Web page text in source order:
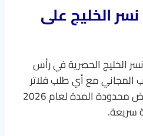
الخليج على
الخليج الحصرية في رأس
المجاني مع أي طلب فلاتر
مياه متقدمة. هذه العروض محدودة المدة لعام 2026
سريعة.​